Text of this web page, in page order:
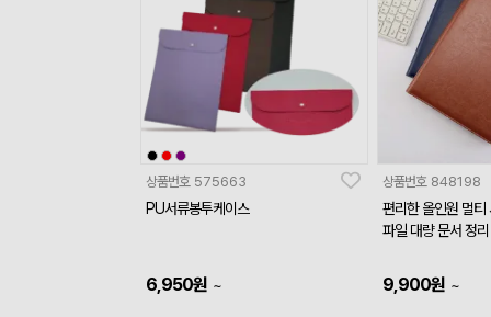
상품번호 575663
PU서류봉투케이스
6,950원 ~
상품번호 848198
편리한 올인원 멀티
파일 대량 문서 정리
9,900원 ~